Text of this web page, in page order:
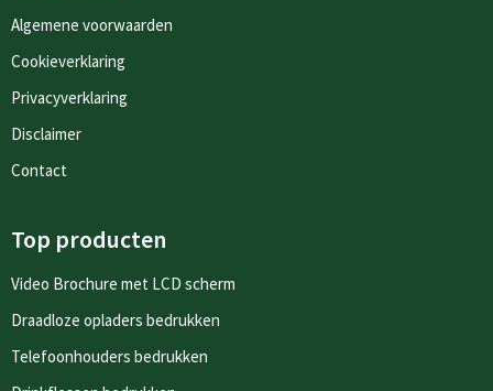
Algemene voorwaarden
Cookieverklaring
Privacyverklaring
Disclaimer
Contact
Top producten
Video Brochure met LCD scherm
Draadloze opladers bedrukken
Telefoonhouders bedrukken